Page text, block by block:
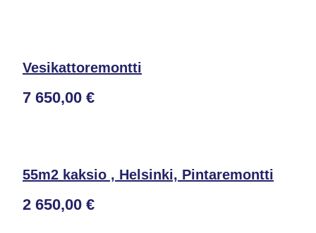
Vesikattoremontti
7 650,00 €
55m2 kaksio , Helsinki, Pintaremontti
2 650,00 €